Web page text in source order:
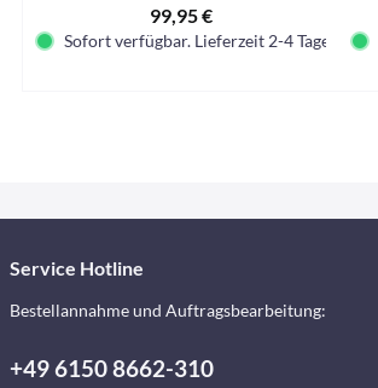
99,95 €
Sofort verfügbar. Lieferzeit 2-4 Tage.
Service Hotline
Bestellannahme und Auftragsbearbeitung:
+49 6150 8662-310